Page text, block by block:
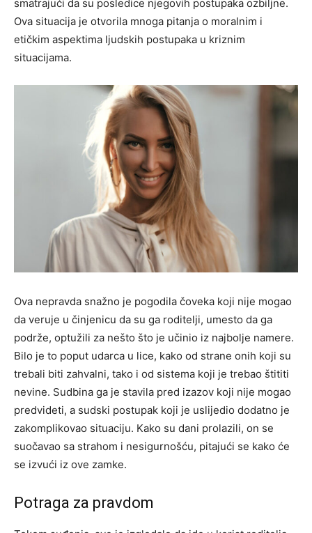
smatrajući da su posledice njegovih postupaka ozbiljne.
Ova situacija je otvorila mnoga pitanja o moralnim i
etičkim aspektima ljudskih postupaka u kriznim
situacijama.
Ova nepravda snažno je pogodila čoveka koji nije mogao
da veruje u činjenicu da su ga roditelji, umesto da ga
podrže, optužili za nešto što je učinio iz najbolje namere.
Bilo je to poput udarca u lice, kako od strane onih koji su
trebali biti zahvalni, tako i od sistema koji je trebao štititi
nevine. Sudbina ga je stavila pred izazov koji nije mogao
predvideti, a sudski postupak koji je uslijedio dodatno je
zakomplikovao situaciju. Kako su dani prolazili, on se
suočavao sa strahom i nesigurnošću, pitajući se kako će
se izvući iz ove zamke.
Potraga za pravdom